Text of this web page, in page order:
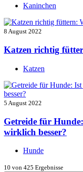
Kaninchen
8 August 2022
Katzen richtig
Katzen
5 August 2022
Getreide für
wirklich besser?
Hunde
10 von 425 Ergebnisse